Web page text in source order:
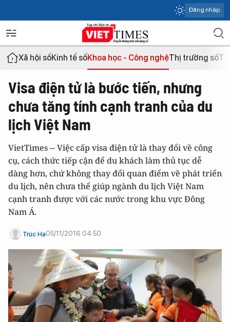
Đăng nhập
Xã hội sốKinh tế sốKhoa học - Công nghệThị trường số
Visa điện tử là bước tiến, nhưng
chưa tăng tính cạnh tranh của du
lịch Việt Nam
VietTimes -- Việc cấp visa điện tử là thay đổi về công
cụ, cách thức tiếp cận để du khách làm thủ tục dễ
dàng hơn, chứ không thay đổi quan điểm về phát triển
du lịch, nên chưa thể giúp ngành du lịch Việt Nam
cạnh tranh được với các nước trong khu vực Đông
Nam Á.
Trúc Hạ05/11/2016 04:50